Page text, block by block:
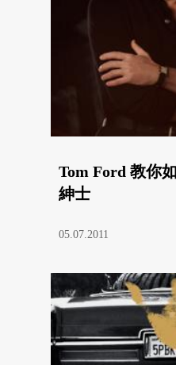
Tom Ford 教你
紳士
05.07.2011